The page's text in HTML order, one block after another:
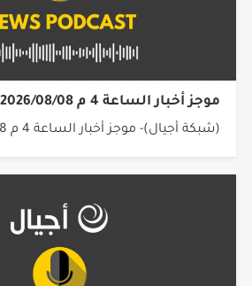
موجز أخبار الساعة 4 م 2026/08/08
(شبكة أجيال)- موجز أخبار الساعة 4 م 2026/08/08